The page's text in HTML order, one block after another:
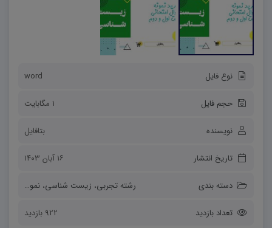
نوع فایل word
حجم فایل 1 مگابایت
نویسنده بتافایل
تاریخ انتشار ۱۶ آبان ۱۴۰۳
دسته بندی رشته تجربی، زیست شناسی، نمونه سوالات
تعداد بازدید 922 بازدید